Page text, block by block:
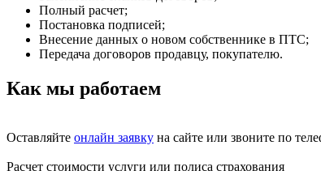
Полный расчет;
Постановка подписей;
Внесение данных о новом собственнике в ПТС;
Передача договоров продавцу, покупателю.
Как мы работаем
Оставляйте онлайн заявку на сайте или звоните по
Расчет стоимости услуги или полиса страхования